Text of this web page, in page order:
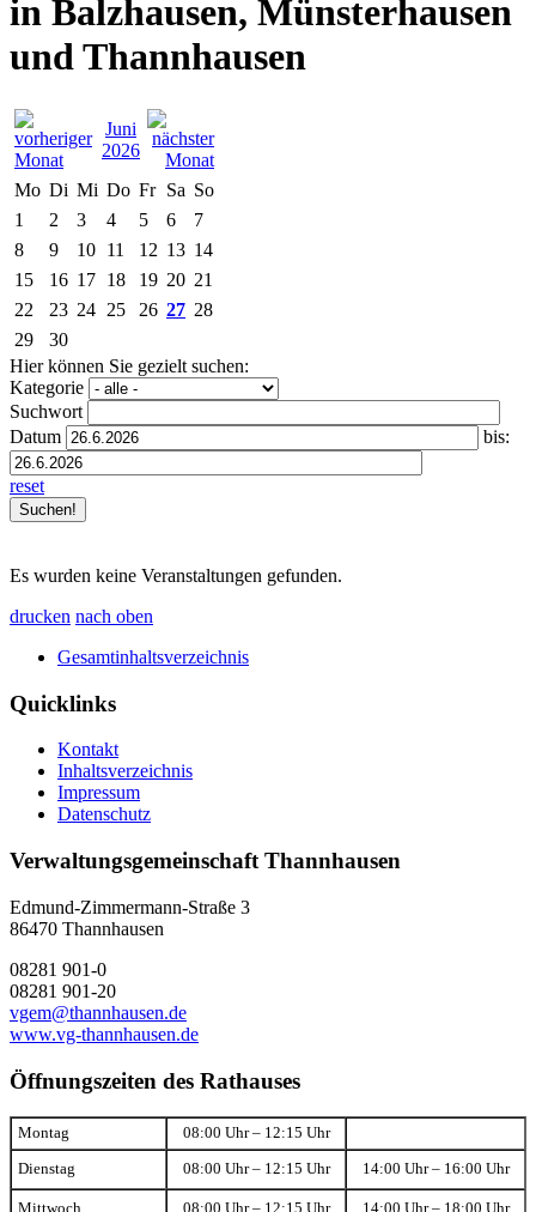
in Balzhausen, Münsterhausen
und Thannhausen
Juni
2026
Mo Di Mi Do Fr Sa So
1
2 3 4 5 6
7
8
9 10 11 12 13 14
15
16 17 18 19 20 21
22
23 24 25 26 27 28
29
30
Hier können Sie gezielt suchen:
Kategorie
Suchwort
Datum
bis:
reset
Es wurden keine Veranstaltungen gefunden.
drucken nach oben
Gesamtinhaltsverzeichnis
Quicklinks
Kontakt
Inhaltsverzeichnis
Impressum
Datenschutz
Verwaltungsgemeinschaft Thannhausen
Edmund-Zimmermann-Straße 3
86470 Thannhausen
08281 901-0
08281 901-20
vgem@thannhausen.de
www.vg-thannhausen.de
Öffnungszeiten des Rathauses
Montag 08:00 Uhr – 12:15 Uhr
Dienstag 08:00 Uhr – 12:15 Uhr 14:00 Uhr – 16:00 Uhr